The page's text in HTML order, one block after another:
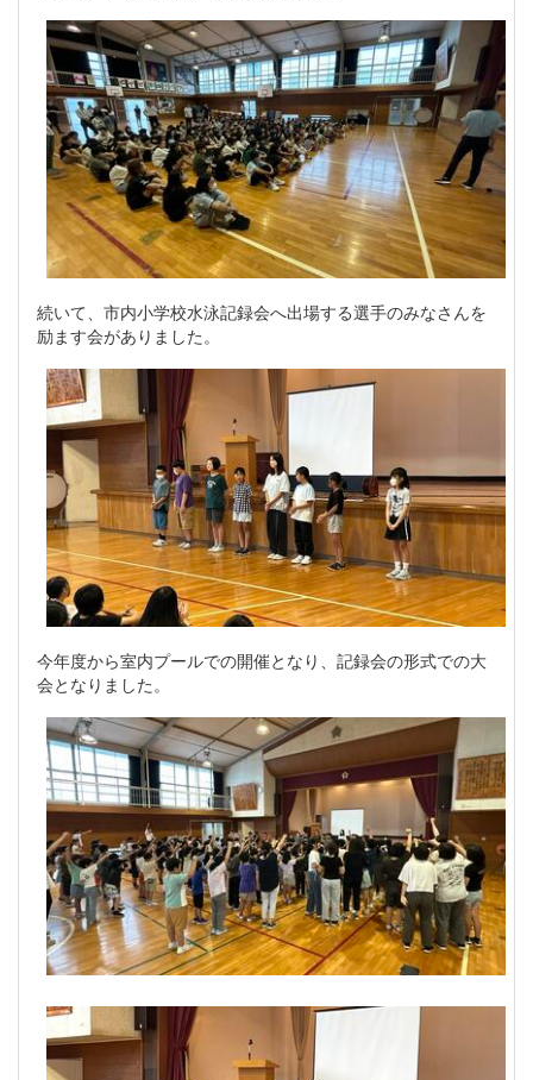
続いて、市内小学校水泳記録会へ出場する選手のみなさんを
励ます会がありました。
今年度から室内プールでの開催となり、記録会の形式での大
会となりました。